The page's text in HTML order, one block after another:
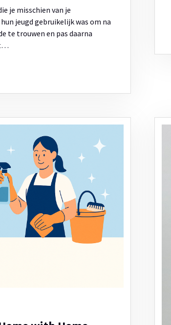
je misschien van je
jeugd gebruikelijk was om na
te trouwen en pas daarna